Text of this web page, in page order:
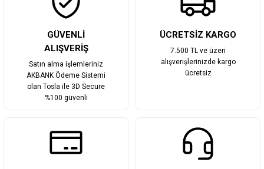
GÜVENLİ
ALIŞVERİŞ
Satın alma işlemleriniz
AKBANK Ödeme Sistemi
olan Tosla ile 3D Secure
%100 güvenli
ÜCRETSİZ KARGO
7.500 TL ve üzeri
alışverişlerinizde kargo
ücretsiz